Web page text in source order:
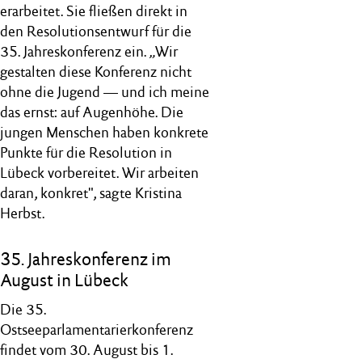
erarbeitet. Sie fließen direkt in
den Resolutionsentwurf für die
35. Jahreskonferenz ein. „Wir
gestalten diese Konferenz nicht
ohne die Jugend — und ich meine
das ernst: auf Augenhöhe. Die
jungen Menschen haben konkrete
Punkte für die Resolution in
Lübeck vorbereitet. Wir arbeiten
daran, konkret", sagte Kristina
Herbst.
35. Jahreskonferenz im
August in Lübeck
Die 35.
Ostseeparlamentarierkonferenz
findet vom 30. August bis 1.